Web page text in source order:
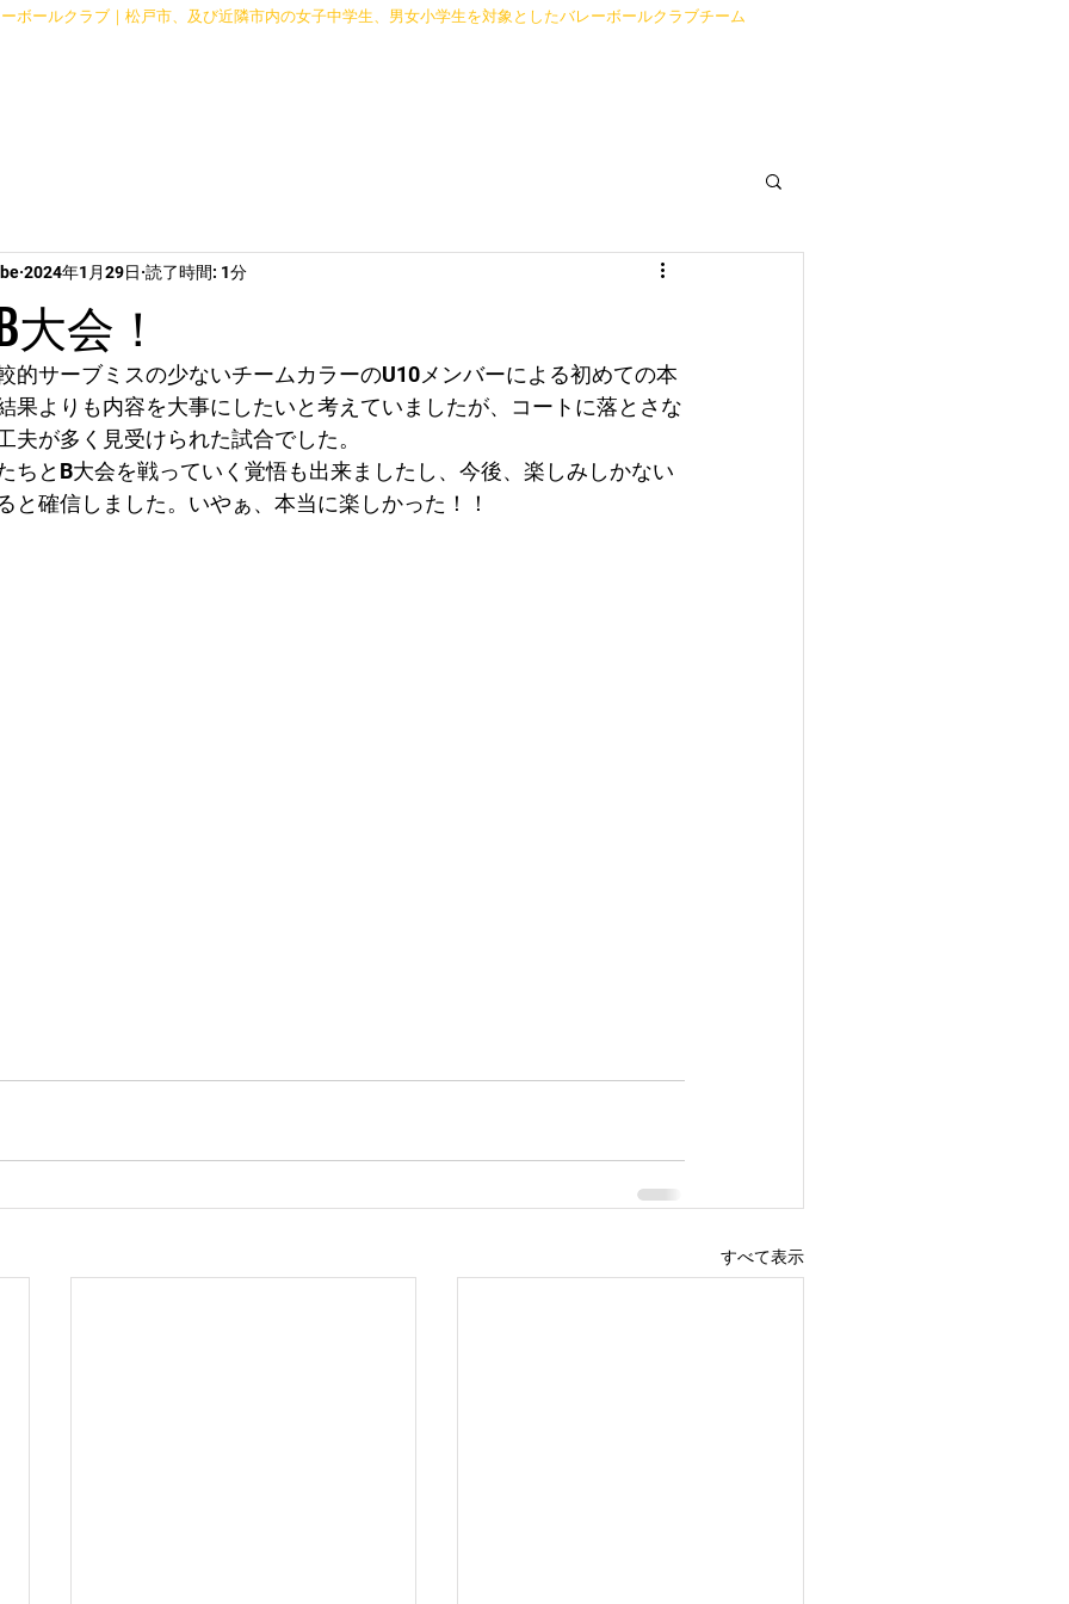
ボールクラブ｜松戸市、及び近隣市内の女子中学生、男女小学生を対象としたバレーボールクラブチーム
会！
2024年1月29日 読了時間: 1分
的サーブミスの少ないチームカラーのU10メンバーによる初めての本
果よりも内容を大事にしたいと考えていましたが、コートに落とさな
夫が多く見受けられた試合でした。
ちとB大会を戦っていく覚悟も出来ましたし、今後、楽しみしかない
と確信しました。いやぁ、本当に楽しかった！！
すべて表示